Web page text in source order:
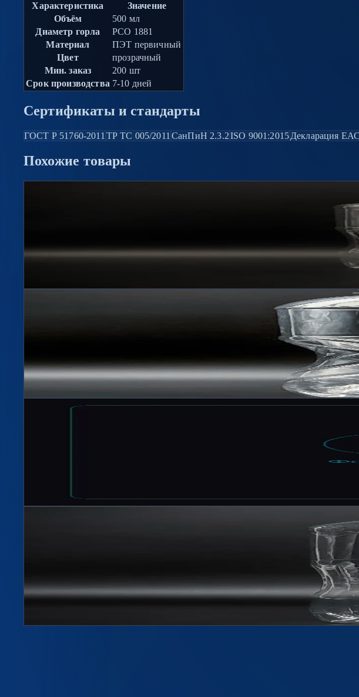
Характеристика
Значение
Объём
500 мл
Диаметр горла
PCO 1881
Материал
ПЭТ первичный
Цвет
прозрачный
Мин. заказ
200 шт
Срок производства 7-10 дней
Сертификаты и стандарты
ГОСТ Р 51760-2011 ТР ТС 005/2011 СанПиН 2.3.2ISO 9001:2015Декларация ЕАС
Похожие товары
1500 мл, 28 мм BPF
1500 мл, 28 мм BPF
Фото по запросу2цветов
Подробнее →
1000 мл, 28 мм BPF